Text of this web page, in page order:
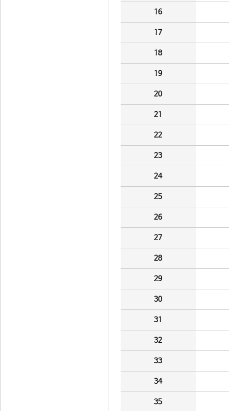
16
17
18
19
20
21
22
23
24
25
26
27
28
29
30
31
32
33
34
35